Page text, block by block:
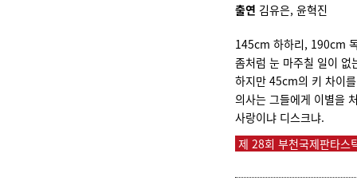
출연 김유은, 윤혁진
145cm 하하리, 190cm
좀처럼 눈 마주칠 일이 없
하지만 45cm의 키 차이
의사는 그들에게 이별을
사랑이냐 디스크냐.
제 28회 부천국제판타스